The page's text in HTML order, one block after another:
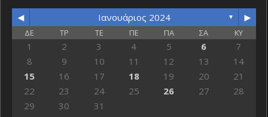
◄ Ιανουάριος 2024 ▼ ►
ΔΕ ΤΡ ΤΕ ΠΕ ΠΑ ΣΑ ΚΥ
1 2 3 4 5 6
7
8
9 10 11 12 13
14
15
16 17 18 19 20
21
22
23 24 25 26 27
28
29
30 31